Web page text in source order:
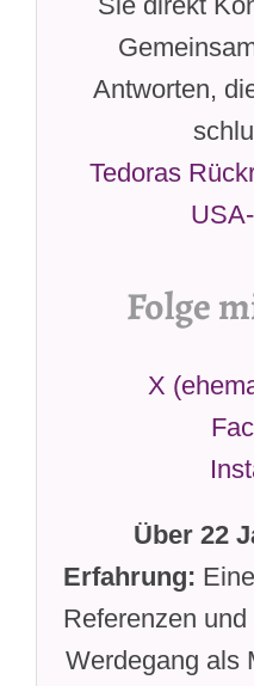
Antworten,
Tedoras
Folge
X
Über 22
Erfahrung:
Referenzen
Werdegang als